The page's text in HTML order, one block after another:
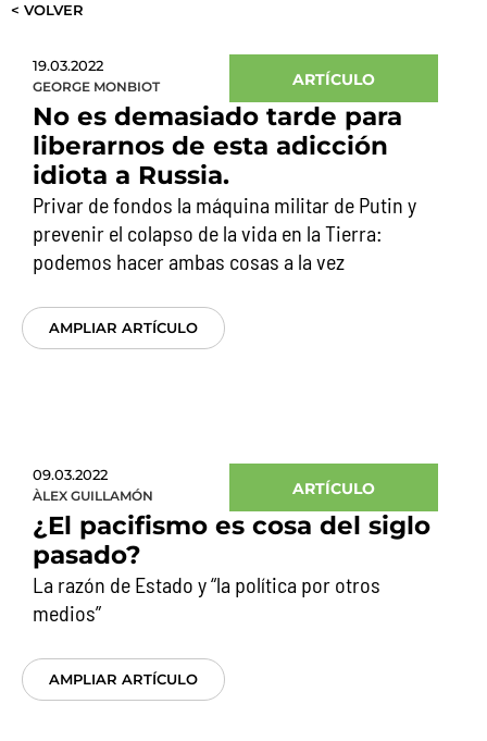
< VOLVER
19.03.2022
GEORGE MONBIOT ARTÍCULO
No es demasiado tarde para
liberarnos de esta adicción
idiota a Russia.
Privar de fondos la máquina militar de Putin y
prevenir el colapso de la vida en la Tierra:
podemos hacer ambas cosas a la vez
AMPLIAR ARTÍCULO
09.03.2022
ÀLEX GUILLAMÓN ARTÍCULO
¿El pacifismo es cosa del siglo
pasado?
La razón de Estado y “la política por otros
medios”
AMPLIAR ARTÍCULO